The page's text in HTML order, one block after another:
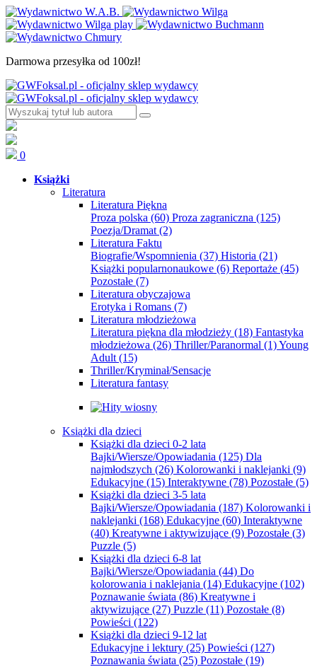
Darmowa przesyłka od 100zł!
0
Książki
Literatura
Literatura Piękna
Proza polska (60) Proza zagraniczna (125)
Poezja/Dramat (2)
Literatura Faktu
Biografie/Wspomnienia (37) Historia (21)
Książki popularnonaukowe (6) Reportaże (45)
Pozostałe (7)
Literatura obyczajowa
Erotyka i Romans (7)
Literatura młodzieżowa
Literatura piękna dla młodzieży (18) Fantastyka
młodzieżowa (26) Thriller/Paranormal (1)Young
Adult (15)
Thriller/Kryminał/Sensacje
Literatura fantasy
Książki dla dzieci
Książki dla dzieci 0-2 lata
Bajki/Wiersze/Opowiadania (125) Dla
najmłodszych (26) Kolorowanki i naklejanki (9)
Edukacyjne (15) Interaktywne (78) Pozostałe (5)
Książki dla dzieci 3-5 lata
Bajki/Wiersze/Opowiadania (187) Kolorowanki i
naklejanki (168) Edukacyjne (60) Interaktywne
(40) Kreatywne i aktywizujące (9) Pozostałe (3)
Puzzle (5)
Książki dla dzieci 6-8 lat
Bajki/Wiersze/Opowiadania (44) Do
kolorowania i naklejania (14) Edukacyjne (102)
Poznawanie świata (86) Kreatywne i
aktywizujące (27) Puzzle (11) Pozostałe (8)
Powieści (122)
Książki dla dzieci 9-12 lat
Edukacyjne i lektury (25) Powieści (127)
Poznawania świata (25) Pozostałe (19)